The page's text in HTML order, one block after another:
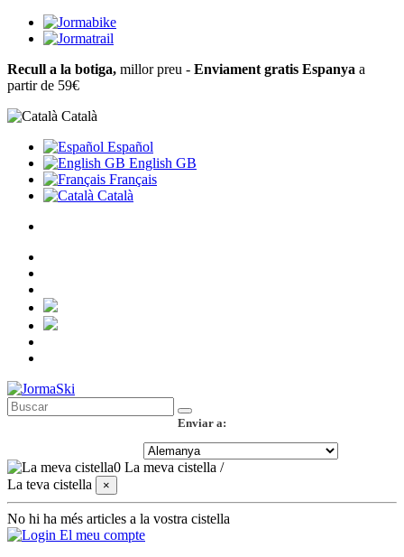
Recull a la botiga, millor preu - Enviament gratis Espanya a
partir de 59€
Català
Español
English GB
Français
Català
Enviar a:
0 La meva cistella /
La teva cistella
×
No hi ha més articles a la vostra cistella
El meu compte